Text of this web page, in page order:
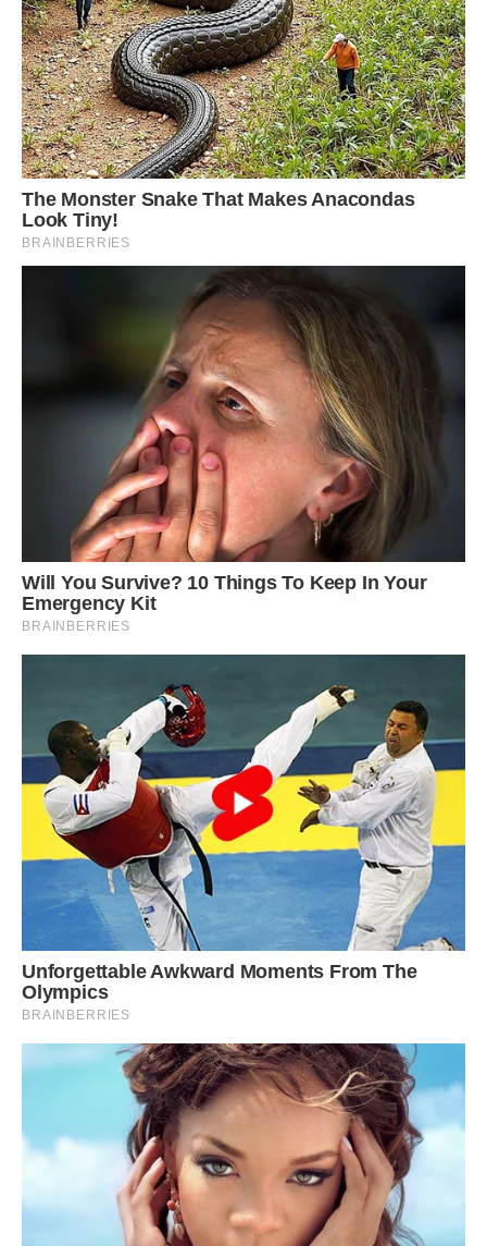
А щоб смачні прикарси не в’янули, розчиніть трохи
желатину чи зробіть желе (на 50 мл води – чверть
пакетика желе, або чайна ложка желатину), та змастіть
верх чізкейка за допомогою кондитерського пензлика.
Желе не дасть фруктам завітритися, а ще вони будуть
гарно блищати.
Дістаємо чізкейк з холодильника безпосередньо перед
тим, як подавати до столу. Обережно проводимо ножем
між стінками форми та чізкейком, тоді розкриваємо
форму та переміщуємо десерт на тацю.
Нарізаємо гострим ножем на сегменти та лопаткою
перекладаємо до тарілок.